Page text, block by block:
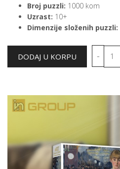
Broj puzzli: 1000 kom
Uzrast: 10+
Dimenzije složenih puzzli: